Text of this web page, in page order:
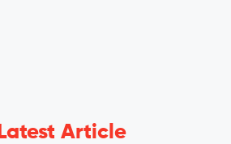
Latest Article